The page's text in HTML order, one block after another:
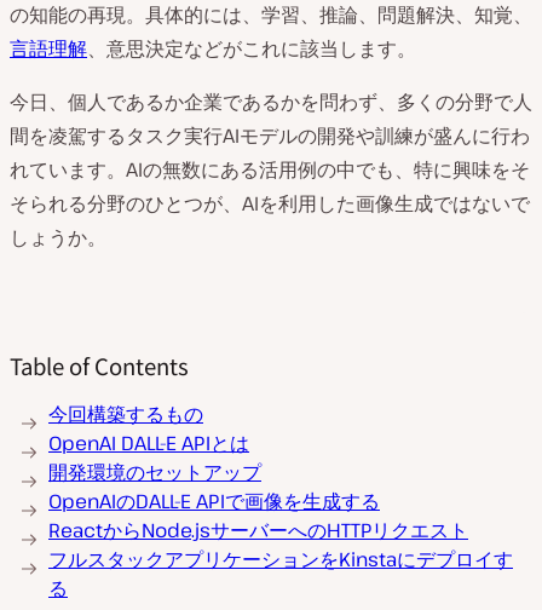
の知能の再現。具体的には、学習、推論、問題解決、知覚、
言語理解、意思決定などがこれに該当します。
今日、個人であるか企業であるかを問わず、多くの分野で人
間を凌駕するタスク実行AIモデルの開発や訓練が盛んに行わ
れています。AIの無数にある活用例の中でも、特に興味をそ
そられる分野のひとつが、AIを利用した画像生成ではないで
しょうか。
Table of Contents
今回構築するもの
OpenAI DALL-E APIとは
開発環境のセットアップ
OpenAIのDALL-E APIで画像を生成する
ReactからNode.jsサーバーへのHTTPリクエスト
フルスタックアプリケーションをKinstaにデプロイす
る